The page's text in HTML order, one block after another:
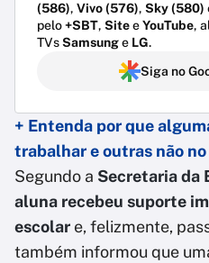
(586), Vivo (576), Sky (580)
pelo+SBT, SiteeYouTube,
TVsSamsunge LG.
Siga no
+ Entenda por que
trabalhar e outras não
Segundo a Secretaria da
aluna recebeu suporte
escolar e, felizmente,
também informou que